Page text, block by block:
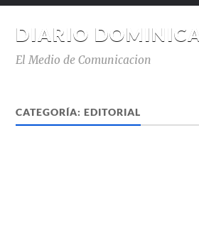
DIARIO
El Medio de Comunicacion
CATEGORÍA:EDITORIAL